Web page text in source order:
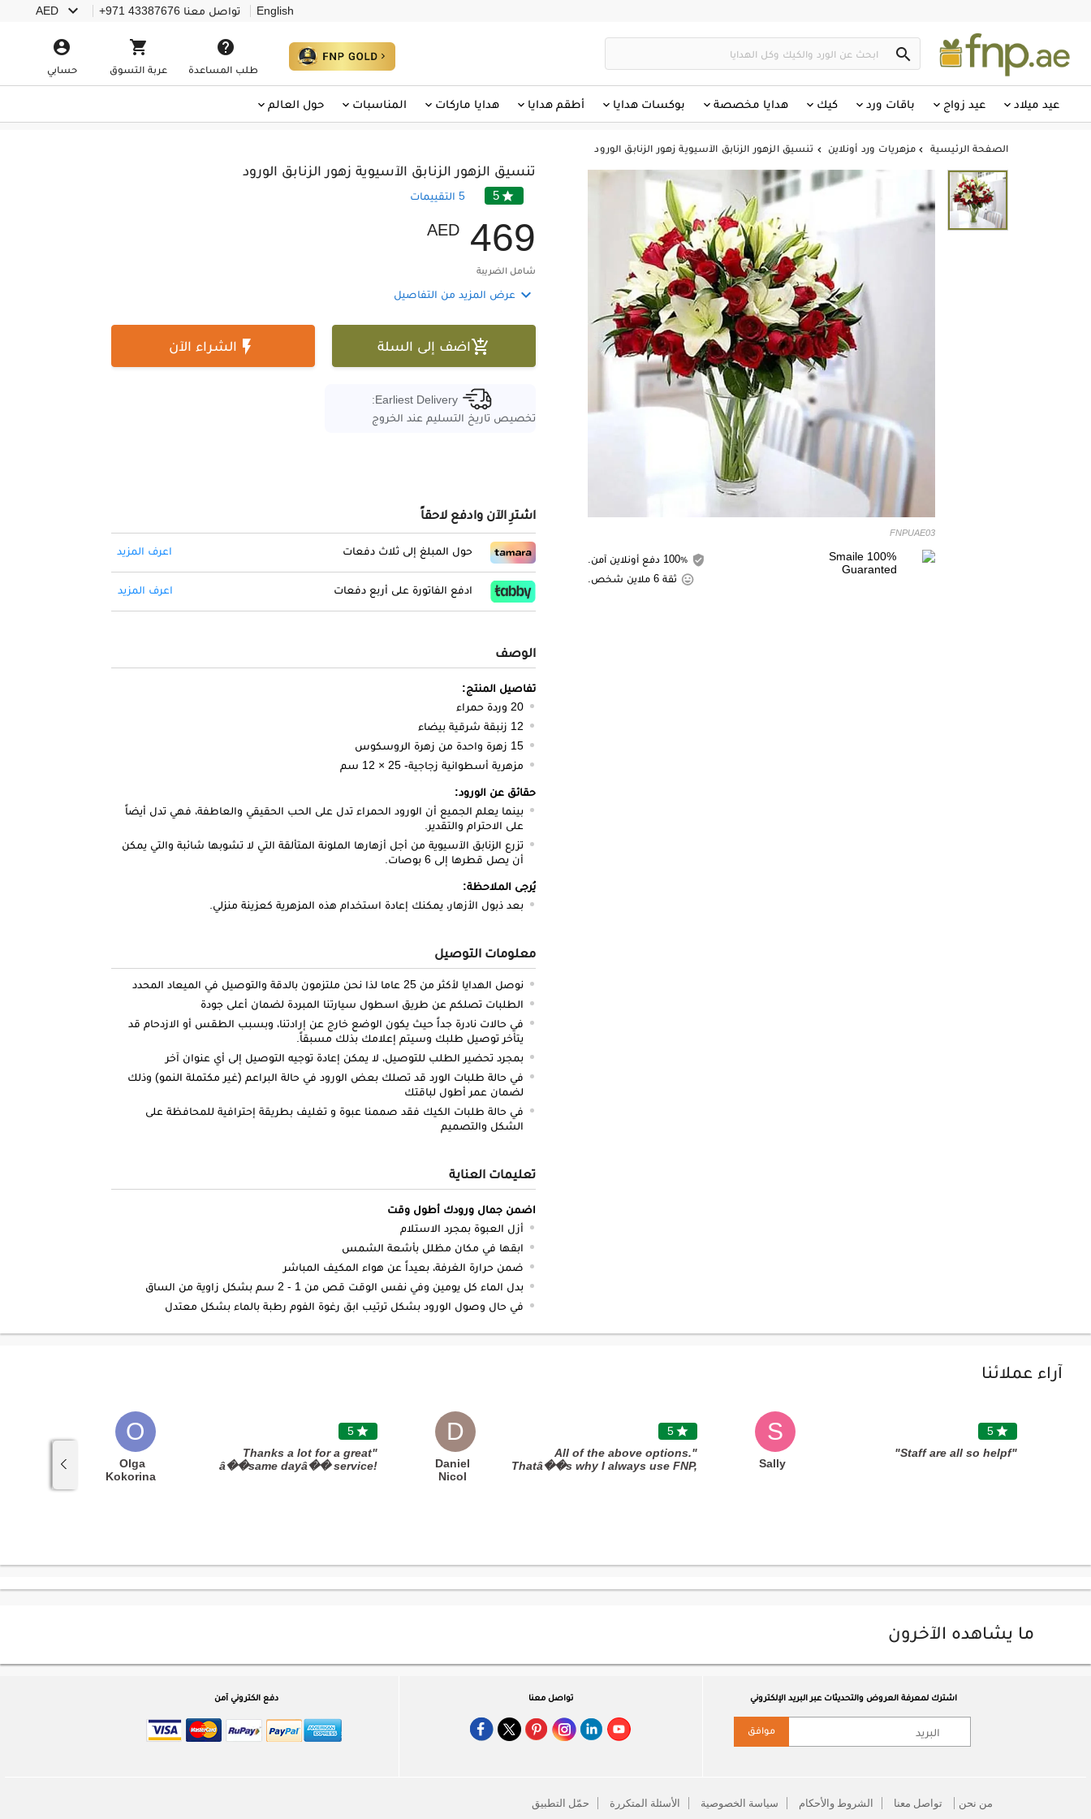
English تواصل معنا +971 43387676
AED 


طلب المساعدة

عربة التسوق

حسابي
عيد ميلاد عيد زواج باقات ورد كيك هدايا مخصصة بوكسات هدايا أطقم هدايا هدايا ماركات المناسبات حول العالم
الصفحة الرئيسية  مزهريات ورد أونلاين  تنسيق الزهور الزنابق الآسيوية زهور الزنابق الورود
FNPUAE03
ثقة 6 ملاين شخص.
تنسيق الزهور الزنابق الآسيوية زهور الزنابق الورود
5
5 التقييمات
AED 469
شامل الضريبة
 عرض المزيد من التفاصيل
اضف إلى السلة  الشراء الآن
Earliest Delivery:
تخصيص تاريخ التسليم عند الخروج
اشترِ الآن وادفع لاحقاً
حول المبلغ إلى ثلاث دفعات اعرف المزيد
ادفع الفاتورة على أربع دفعات اعرف المزيد
الوصف
تفاصيل المنتج:
20 وردة حمراء
12 زنبقة شرقية بيضاء
15 زهرة واحدة من زهرة الروسكوس
مزهرية أسطوانية زجاجية- 25 × 12 سم
حقائق عن الورود:
بينما يعلم الجميع أن الورود الحمراء تدل على الحب الحقيقي والعاطفة، فهي تدل أيضاً
على الاحترام والتقدير.
تزرع الزنابق الآسيوية من أجل أزهارها الملونة المتألقة التي لا تشوبها شائبة والتي يمكن
أن يصل قطرها إلى 6 بوصات.
يُرجى الملاحظة:
بعد ذبول الأزهار، يمكنك إعادة استخدام هذه المزهرية كعزينة منزلي.
معلومات التوصيل
نوصل الهدايا لأكثر من 25 عاما لذا نحن ملتزمون بالدقة والتوصيل في الميعاد المحدد
الطلبات تصلكم عن طريق اسطول سيارتنا المبردة لضمان أعلى جودة
في حالات نادرة جداً حيث يكون الوضع خارج عن إرادتنا، وبسبب الطقس أو الازدحام قد
يتأخر توصيل طلبك وسيتم إعلامك بذلك مسبقاً.
بمجرد تحضير الطلب للتوصيل، لا يمكن إعادة توجيه التوصيل إلى أي عنوان آخر
في حالة طلبات الورد قد تصلك بعض الورود في حالة البراعم (غير مكتملة النمو) وذلك
لضمان عمر أطول لباقتك
في حالة طلبات الكيك فقد صممنا عبوة و تغليف بطريقة إحترافية للمحافظة على
الشكل والتصميم
تعليمات العناية
اضمن جمال ورودك أطول وقت
أزل العبوة بمجرد الاستلام
ابقها في مكان مظلل بأشعة الشمس
ضمن حرارة الغرفة، بعيداً عن هواء المكيف المباشر
بدل الماء كل يومين وفي نفس الوقت قص من 1 - 2 سم بشكل زاوية من الساق
في حال وصول الورود بشكل ترتيب ابق رغوة الفوم رطبة بالماء بشكل معتدل
آراء عملائنا
S
Sally
5
"Staff are all so helpf"
D
Daniel
Nicol
5
"All of the above options.
Thatâ��s why I always use FNP,
O
Olga
Kokorina
5
"Thanks a lot for a great
â��same dayâ�� service!
ما يشاهده الآخرون
اشترك لمعرفة العروض والتحديثات عبر البريد الإلكتروني
موافق
تواصل معنا دفع الكتروني آمن
من نحن تواصل معنا الشروط والأحكام سياسة الخصوصية الأسئلة المتكررة حمّل التطبيق